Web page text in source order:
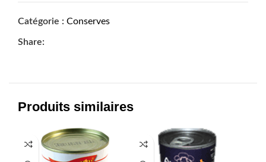
Catégorie : Conserves
Share:
Produits similaires